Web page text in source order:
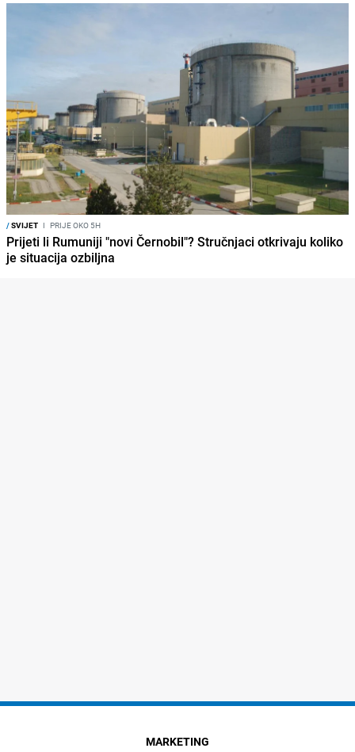
/SVIJET I PRIJE OKO 5H
Prijeti li Rumuniji "novi Černobil"? Stručnjaci otkrivaju koliko
je situacija ozbiljna
MARKETING